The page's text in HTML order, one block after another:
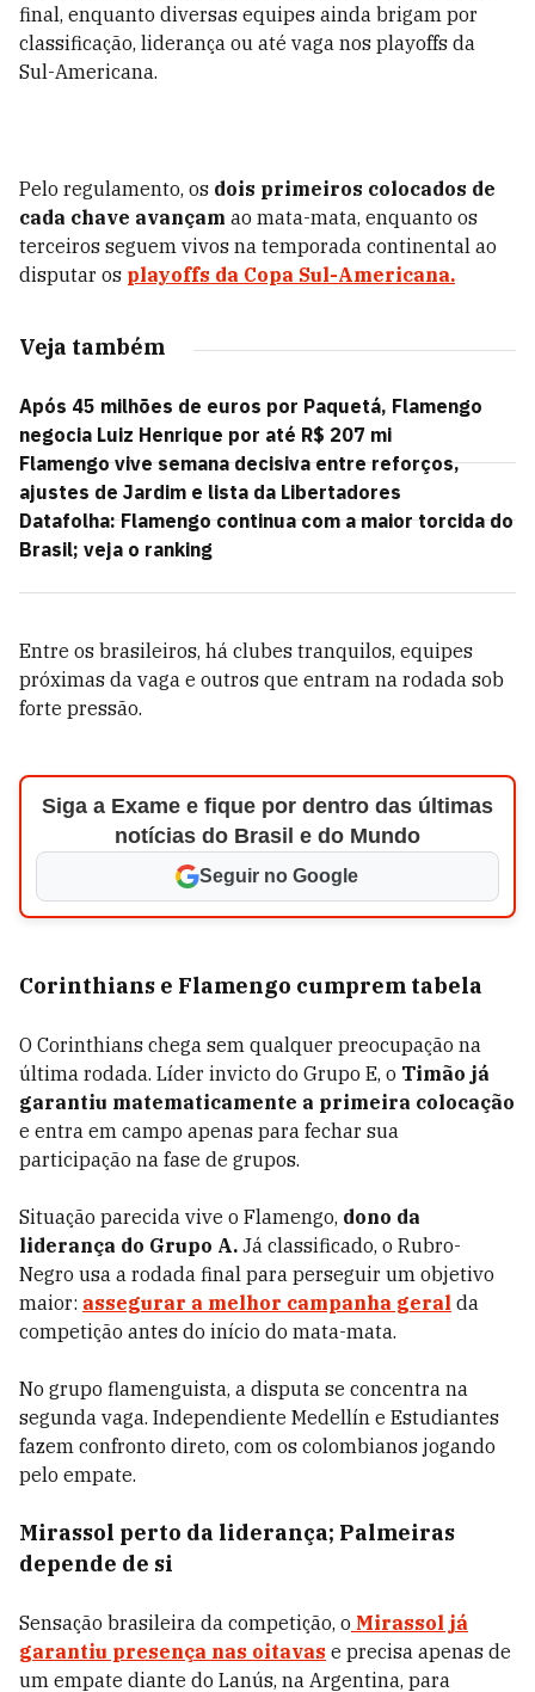
final, enquanto diversas equipes ainda brigam por
classificação, liderança ou até vaga nos playoffs da
Sul-Americana.
Pelo regulamento, os dois primeiros colocados de
cada chave avançam ao mata-mata, enquanto os
terceiros seguem vivos na temporada continental ao
disputar os playoffs da Copa Sul-Americana.
Veja também
Após 45 milhões de euros por Paquetá, Flamengo
negocia Luiz Henrique por até R$ 207 mi
Flamengo vive semana decisiva entre reforços,
ajustes de Jardim e lista da Libertadores
Datafolha: Flamengo continua com a maior torcida do
Brasil; veja o ranking
Entre os brasileiros, há clubes tranquilos, equipes
próximas da vaga e outros que entram na rodada sob
forte pressão.
Siga a Exame e fique por dentro das últimas
notícias do Brasil e do Mundo
Seguir no Google
Corinthians e Flamengo cumprem tabela
O Corinthians chega sem qualquer preocupação na
última rodada. Líder invicto do Grupo E, o Timão já
garantiu matematicamente a primeira colocação
e entra em campo apenas para fechar sua
participação na fase de grupos.
Situação parecida vive o Flamengo, dono da
liderança do Grupo A. Já classificado, o Rubro-
Negro usa a rodada final para perseguir um objetivo
maior: assegurar a melhor campanha geral da
competição antes do início do mata-mata.
No grupo flamenguista, a disputa se concentra na
segunda vaga. Independiente Medellín e Estudiantes
fazem confronto direto, com os colombianos jogando
pelo empate.
Mirassol perto da liderança; Palmeiras
depende de si
Sensação brasileira da competição, o Mirassol já
garantiu presença nas oitavas e precisa apenas de
um empate diante do Lanús, na Argentina, para